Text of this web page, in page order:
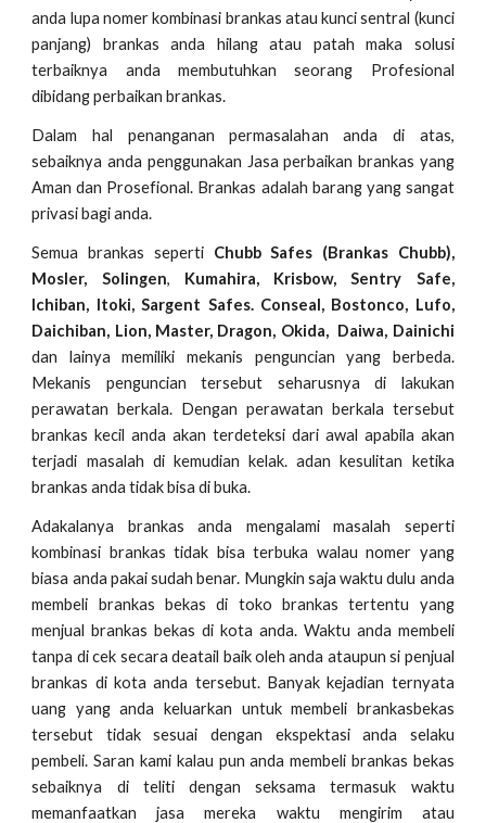
anda lupa nomer kombinasi brankas atau kunci sentral (kunci
panjang) brankas anda hilang atau patah maka solusi
terbaiknya anda membutuhkan seorang Profesional
dibidang perbaikan brankas.
Dalam hal penanganan permasalahan anda di atas,
sebaiknya anda penggunakan Jasa perbaikan brankas yang
Aman dan Prosefional. Brankas adalah barang yang sangat
privasi bagi anda.
Semua brankas seperti Chubb Safes (Brankas Chubb),
Mosler, Solingen, Kumahira, Krisbow, Sentry Safe,
Ichiban, Itoki, Sargent Safes. Conseal, Bostonco, Lufo,
Daichiban, Lion, Master, Dragon, Okida, Daiwa, Dainichi
dan lainya memiliki mekanis penguncian yang berbeda.
Mekanis penguncian tersebut seharusnya di lakukan
perawatan berkala. Dengan perawatan berkala tersebut
brankas kecil anda akan terdeteksi dari awal apabila akan
terjadi masalah di kemudian kelak. adan kesulitan ketika
brankas anda tidak bisa di buka.
Adakalanya brankas anda mengalami masalah seperti
kombinasi brankas tidak bisa terbuka walau nomer yang
biasa anda pakai sudah benar. Mungkin saja waktu dulu anda
membeli brankas bekas di toko brankas tertentu yang
menjual brankas bekas di kota anda. Waktu anda membeli
tanpa di cek secara deatail baik oleh anda ataupun si penjual
brankas di kota anda tersebut. Banyak kejadian ternyata
uang yang anda keluarkan untuk membeli brankasbekas
tersebut tidak sesuai dengan ekspektasi anda selaku
pembeli. Saran kami kalau pun anda membeli brankas bekas
sebaiknya di teliti dengan seksama termasuk waktu
memanfaatkan jasa mereka waktu mengirim atau